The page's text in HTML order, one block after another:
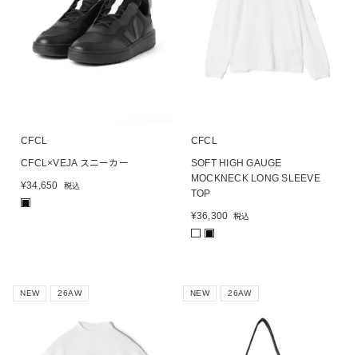
CFCL
CFCL×VEJA スニーカー
¥34,650 税込
CFCL
SOFT HIGH GAUGE
MOCKNECK LONG SLEEVE
TOP
¥36,300 税込
NEW 26AW NEW 26AW